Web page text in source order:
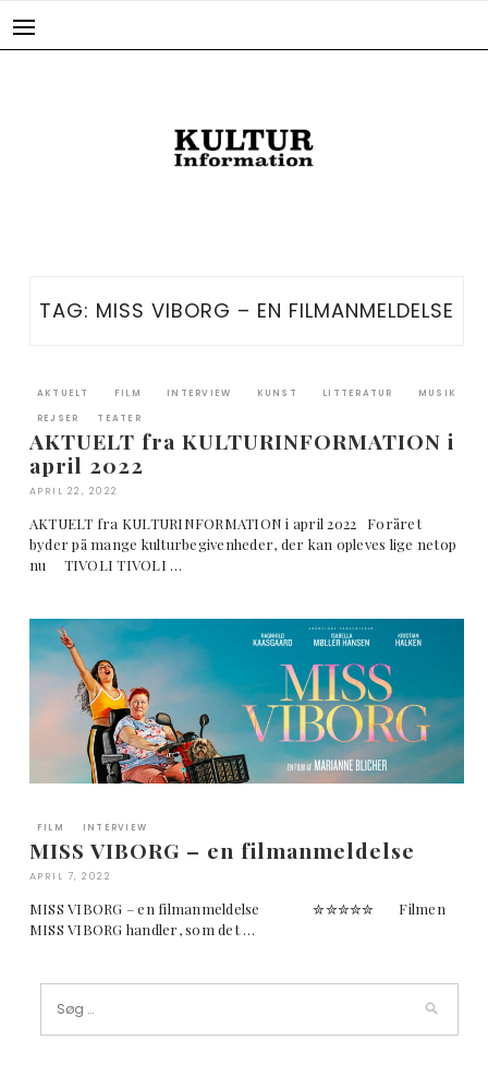
TAG: MISS VIBORG – EN FILMANMELDELSE
AKTUELT FILM INTERVIEW KUNST LITTERATUR MUSIK
REJSER TEATER
AKTUELT fra KULTURINFORMATION i
april 2022
APRIL 22, 2022
AKTUELT fra KULTURINFORMATION i april 2022 Foråret
byder på mange kulturbegivenheder, der kan opleves lige netop
nu TIVOLI TIVOLI …
FILM INTERVIEW
MISS VIBORG – en filmanmeldelse
APRIL 7, 2022
MISS VIBORG – en filmanmeldelse ✮✮✮✮✮ Filmen
MISS VIBORG handler, som det …